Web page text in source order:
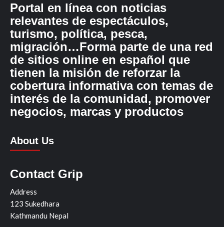
Portal en línea con noticias
relevantes de espectáculos,
turismo, política, pesca,
migración…Forma parte de una red
de sitios online en español que
tienen la misión de reforzar la
cobertura informativa con temas de
interés de la comunidad, promover
negocios, marcas y productos
About Us
Contact Grip
Address
123 Sukedhara
Kathmandu Nepal